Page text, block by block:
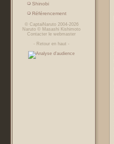
Shinobi
Référencement
© CaptaiNaruto2004-2026
Naruto © Masashi Kishimoto
Contacter le webmaster
- Retour en haut -